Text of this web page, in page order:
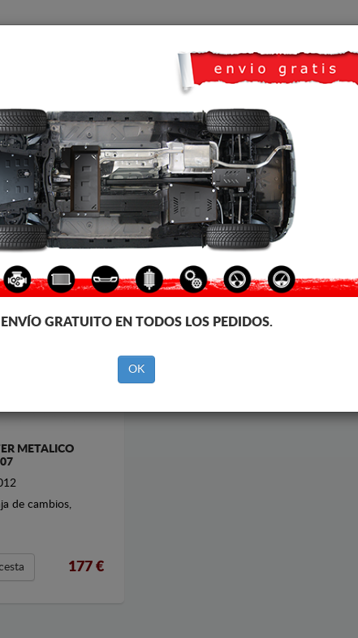
TRANSPORTE FEEDBACK
para el motor y la caja de cambios de los vehículos Peugeot,
carter metalico, 2-3 mm de espesor, fáciles de montar, a precios
con ITV
METALICO
de cambios,
177€
ENVÍO GRATUITO EN TODOS LOS PEDIDOS.
OK